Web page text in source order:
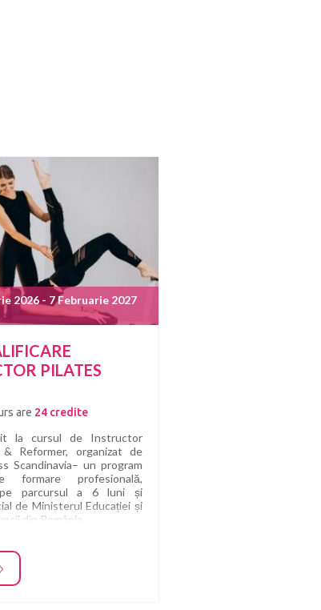
2026 - 7 Februarie 2027
PILATES
are 24 credite
la cursul de Instructor
Reformer, organizat de
Scandinavia– un program
formare profesională,
parcursul a 6 luni și
de Ministerul Educației și
din România.
a mii de specialiști,
Scandinavia este astăzi
mai respectate instituții